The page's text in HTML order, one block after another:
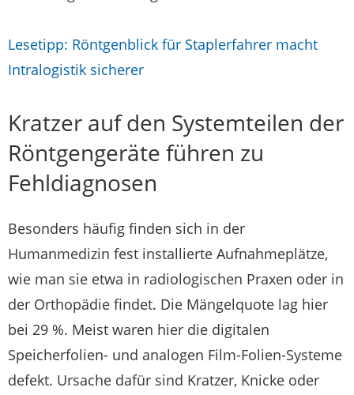
Lesetipp: Röntgenblick für Staplerfahrer macht
Intralogistik sicherer
Kratzer auf den Systemteilen der
Röntgengeräte führen zu
Fehldiagnosen
Besonders häufig finden sich in der
Humanmedizin fest installierte Aufnahmeplätze,
wie man sie etwa in radiologischen Praxen oder in
der Orthopädie findet. Die Mängelquote lag hier
bei 29 %. Meist waren hier die digitalen
Speicherfolien- und analogen Film-Folien-Systeme
defekt. Ursache dafür sind Kratzer, Knicke oder